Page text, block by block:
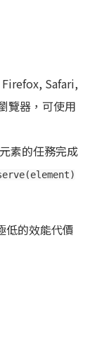
Safari,
覽器，可使用
素的任務完成
的效能代價